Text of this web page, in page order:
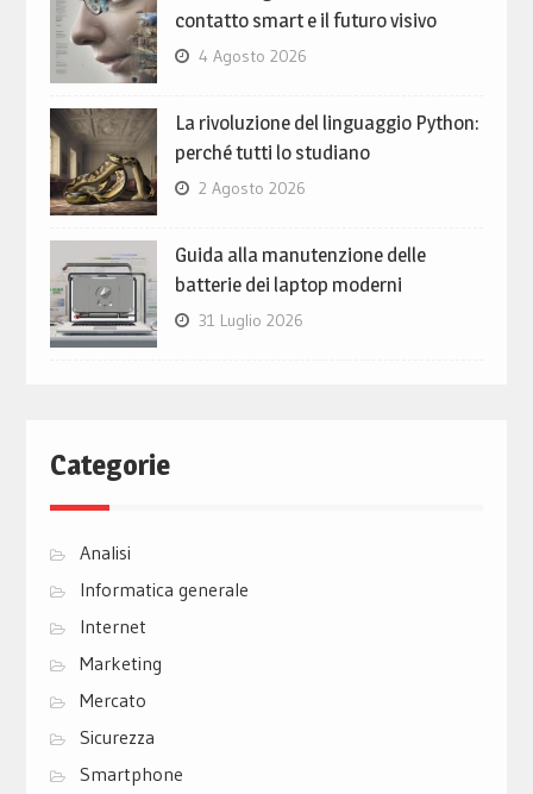
contatto smart e il futuro visivo
4 Agosto 2026
La rivoluzione del linguaggio Python:
perché tutti lo studiano
2 Agosto 2026
Guida alla manutenzione delle
batterie dei laptop moderni
31 Luglio 2026
Categorie
Analisi
Informatica generale
Internet
Marketing
Mercato
Sicurezza
Smartphone